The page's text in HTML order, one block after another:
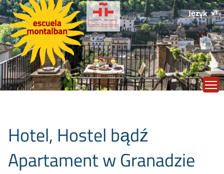
Język
Hotel, Hostel bądź
Apartament w Granadzie